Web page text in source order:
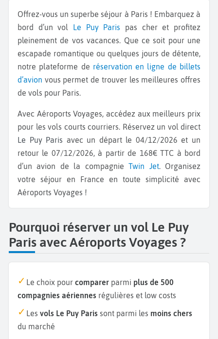
Offrez-vous un superbe séjour à Paris ! Embarquez à
bord d’un vol Le Puy Paris pas cher et profitez
pleinement de vos vacances. Que ce soit pour une
escapade romantique ou quelques jours de détente,
notre plateforme de réservation en ligne de billets
d’avion vous permet de trouver les meilleures offres
de vols pour Paris.
Avec Aéroports Voyages, accédez aux meilleurs prix
pour les vols courts courriers. Réservez un vol direct
Le Puy Paris avec un départ le 04/12/2026 et un
retour le 07/12/2026, à partir de 168€ TTC à bord
d’un avion de la compagnieTwin Jet. Organisez
votre séjour en France en toute simplicité avec
Aéroports Voyages !
Pourquoi réserver un vol Le Puy
Paris avec Aéroports Voyages ?
Le choix pour comparer parmi plus de 500
compagnies aériennes régulières et low costs
Les vols Le Puy Paris sont parmi les moins chers
du marché